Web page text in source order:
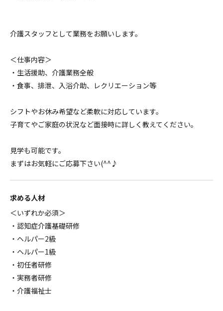
介護スタッフとして業務をお願いします。
＜仕事内容＞
・生活援助、介護業務全般
・食事、排泄、入浴介助、レクリエーション等
シフトやお休み希望など柔軟に対応しています。
子育てやご家庭の状況など面接時に詳しく教えてください。
見学も可能です。
まずはお気軽にご応募下さい(^^♪
求める人材
＜いずれか必須＞
・認知症介護基礎研修
・ヘルパー2級
・ヘルパー1級
・初任者研修
・実務者研修
・介護福祉士